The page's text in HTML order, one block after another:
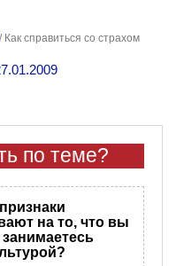
/ Как справиться со страхом
по теме?
на то, что вы
занимаетесь